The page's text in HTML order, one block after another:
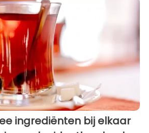
ingrediënten bij elkaar